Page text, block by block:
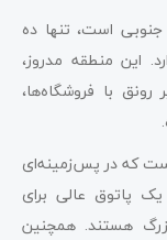
است، تنها ده
این منطقه مدروز،
با فروشگاه‌ها،
که در پس‌زمینه‌ای
پاتوق عالی برای
هستند. همچنین